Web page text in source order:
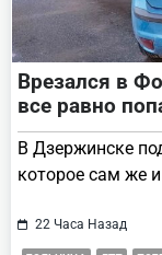
Врезался в
все равно
В Дзержинске
которое сам же
22 Часа Назад